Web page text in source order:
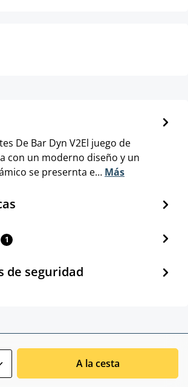
De Bar Dyn V2El juego de
con un moderno diseño y un
se presernta e… Más
1
de seguridad
A la cesta